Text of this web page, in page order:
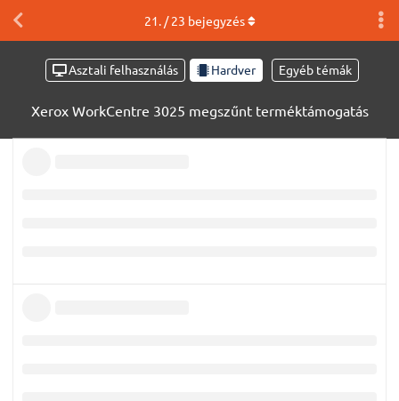
Asztali felhasználás Hardver Egyéb témák
Xerox WorkCentre 3025 megszűnt terméktámogatás
21. /23 bejegyzés